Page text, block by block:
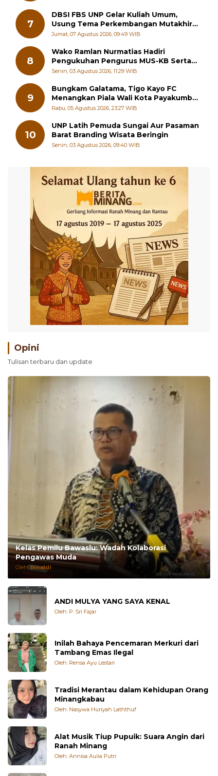
7
DBSI FBS UNP Gelar Kuliah Umum,
Usung Tema Perkembangan Mutakhir
Sastra Dunia
Jumat, 07 Agustus 2026, 09:49 WIB
8
Wako Ramlan Nurmatias Hadiri
Pengukuhan Pengurus MUS-KB Serta
LMKB Periode 2026-2031,
Senin, 03 Agustus 2026, 11:29 WIB
9
Bungkam Galatama, Tigo Kayo FC
Menangkan Piala Wali Kota Payakumbuh
Cup 2026
Rabu, 05 Agustus 2026, 23:27 WIB
10
UNP Latih Pemuda Sungai Aur Pasaman
Barat Branding Wisata Beringin
Senin, 03 Agustus 2026, 09:40 WIB
Opini
Tulisan terbaru dan update
Kelas Pemilu Bawaslu: Wadah Kolaborasi
Pengawas Muda
Oleh: Rinaldi
ANDI MULYA YANG SAYA KENAL
Oleh: P. Sri Fajar
Inilah Bahaya Pencemaran Merkuri dari
Tambang Emas Ilegal
Oleh: Rensa Ayu Lestari
Tradisi Merantau dalam Kehidupan Orang
Minangkabau
Oleh: Nasywa Huriyah Laththuf
Alat Musik Tiup Pupuik: Suara Angin dari
Ranah Minang
Oleh: Annisa Aulia Putri